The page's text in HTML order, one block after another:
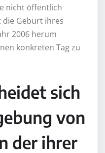
nicht öffentlich
die Geburt ihres
2006 herum
konkreten Tag zu
sich
von
der ihrer